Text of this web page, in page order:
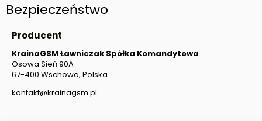
Bezpieczeństwo
Producent
KrainaGSM Ławniczak Spółka Komandytowa
Osowa Sień 90A
67-400 Wschowa, Polska
kontakt@krainagsm.pl